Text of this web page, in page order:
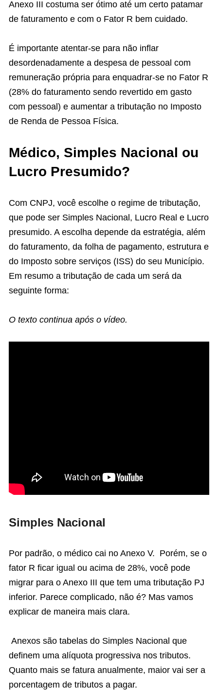
Anexo III costuma ser ótimo até um certo patamar
de faturamento e com o Fator R bem cuidado.
É importante atentar-se para não inflar
desordenadamente a despesa de pessoal com
remuneração própria para enquadrar-se no Fator R
(28% do faturamento sendo revertido em gasto
com pessoal) e aumentar a tributação no Imposto
de Renda de Pessoa Física.
Médico, Simples Nacional ou
Lucro Presumido?
Com CNPJ, você escolhe o regime de tributação,
que pode ser Simples Nacional, Lucro Real e Lucro
presumido. A escolha depende da estratégia, além
do faturamento, da folha de pagamento, estrutura e
do Imposto sobre serviços (ISS) do seu Município.
Em resumo a tributação de cada um será da
seguinte forma:
O texto continua após o vídeo.
Simples Nacional
Por padrão, o médico cai no Anexo V. Porém, se o
fator R ficar igual ou acima de 28%, você pode
migrar para o Anexo III que tem uma tributação PJ
inferior. Parece complicado, não é? Mas vamos
explicar de maneira mais clara.
Anexos são tabelas do Simples Nacional que
definem uma alíquota progressiva nos tributos.
Quanto mais se fatura anualmente, maior vai ser a
porcentagem de tributos a pagar.